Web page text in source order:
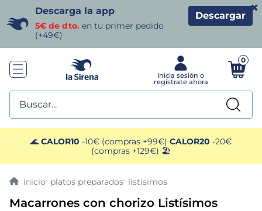
Descarga la app
5€ de dto. en tu primer pedido
(+49€)
Descargar
×
0
Buscar...
🌊 CALOR10 -10€ (compras +99€) CALOR20 -20€
(compras +129€) 🏖️
platos preparados listisimos
Macarrones con chorizo Listísimos
TÉRMINOS MÁS BUSCADOS
1. helados sirena